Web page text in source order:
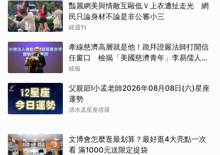
豔麗網美與情敵互毆低Ｖ上衣遭扯走光 網
民只論身材不論是非公審小三
鏡週刊
牽線慈濟高層就是他！跪拜證嚴法師打開信
任窗口 檢揭「美國慈濟青年」李易儒人脈
網絡
鏡報
父親節!小孟老師2026年08月08日(六)星座
運勢
清水孟星座塔羅
文博會怎麼逛最划算？最好逛4大亮點一次
看 滿1000元送限定提袋